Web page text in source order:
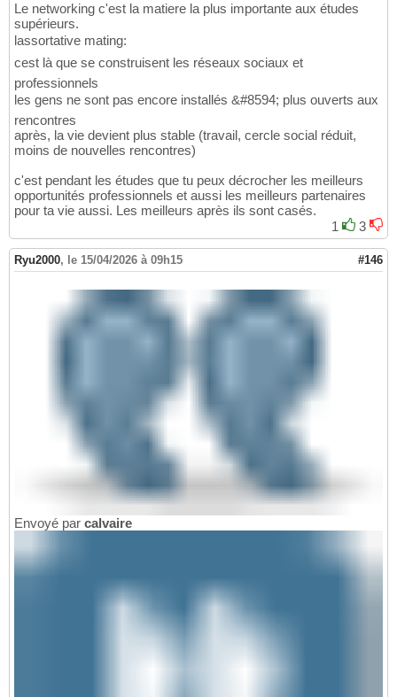
Le networking c'est la matiere la plus importante aux études
supérieurs.
lassortative mating:
cest là que se construisent les réseaux sociaux et
professionnels
les gens ne sont pas encore installés &#8594; plus ouverts aux
rencontres
après, la vie devient plus stable (travail, cercle social réduit,
moins de nouvelles rencontres)
c'est pendant les études que tu peux décrocher les meilleurs
opportunités professionnels et aussi les meilleurs partenaires
pour ta vie aussi. Les meilleurs après ils sont casés.
1
3
Ryu2000, le 15/04/2026 à 09h15 #146
Envoyé par calvaire